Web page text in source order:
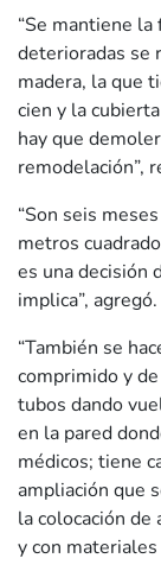
“Se mantiene la
deterioradas se
madera, la que
cien y la
hay que
remodelación”,
“Son seis
metros
es una decisión
implica”, agregó.
“También se
comprimido y
tubos dando
en la pared
médicos; tiene
ampliación que
la colocación
y con